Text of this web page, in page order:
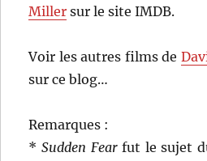
Miller sur le site IMDB.
Voir les autres films de
sur ce blog…
Remarques :
* Sudden Fearfut le sujet